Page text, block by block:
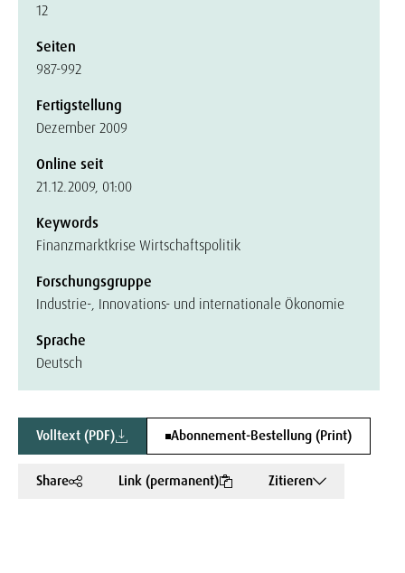
12
Seiten
987-992
Fertigstellung
Dezember 2009
Online seit
21.12.2009, 01:00
Keywords
Finanzmarktkrise Wirtschaftspolitik
Forschungsgruppe
Industrie-, Innovations- und internationale Ökonomie
Sprache
Deutsch
Volltext (PDF) Abonnement-Bestellung (Print)
Share Link (permanent) Zitieren